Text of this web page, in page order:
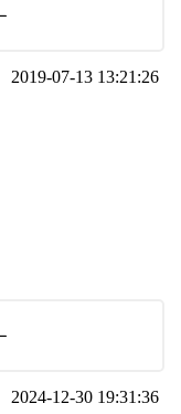
2019-07-13 13:21:26
2024-12-30 19:31:36